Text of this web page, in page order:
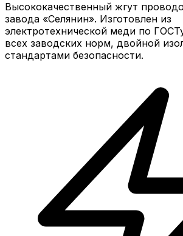
Высококачественный жгут
завода «Селянин». Изготовлен из
электротехнической меди по
всех заводских норм, двойной
стандартами безопасности.